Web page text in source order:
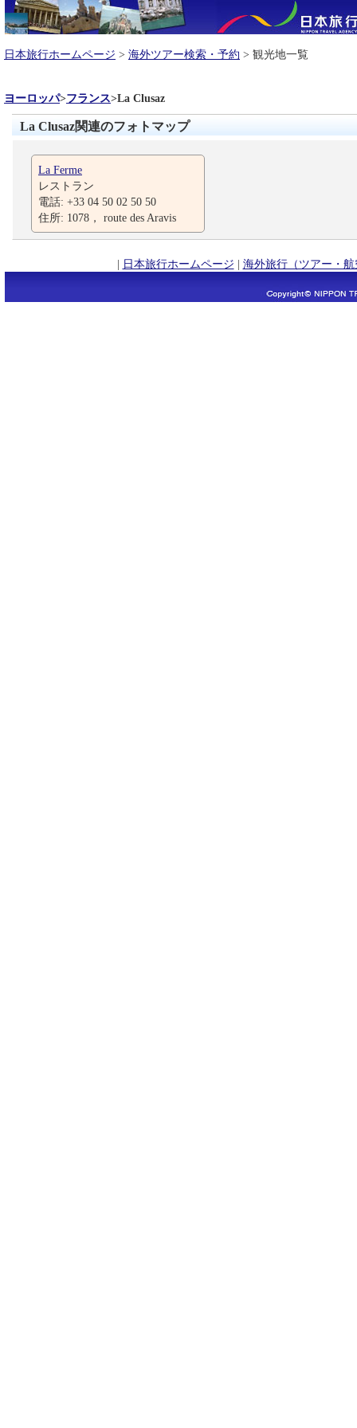
日本旅行ホームページ > 海外ツアー検索・予約 > 観光地一覧
ヨーロッパ>フランス>La Clusaz
La Clusaz関連のフォトマップ
La Ferme
レストラン
電話: +33 04 50 02 50 50
住所: 1078， route des Aravis
| 日本旅行ホームページ | 海外旅行（ツアー・航